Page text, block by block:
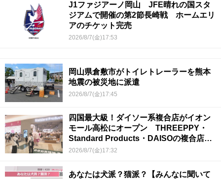
J1ファジアーノ岡山 JFE晴れの国スタ
ジアムで開催の第2節長崎戦 ホームエリ
アのチケット完売
2026/8/7(金)17:53
岡山県倉敷市がトイレトレーラーを熊本
地震の被災地に派遣
2026/8/7(金)17:45
四国最大級！ダイソー系複合店がイオン
モール高松にオープン THREEPPY・
Standard Products・DAISOの複合店は
香川県初
2026/8/7(金)17:32
あなたは犬派？猫派？【みんなに聞いて